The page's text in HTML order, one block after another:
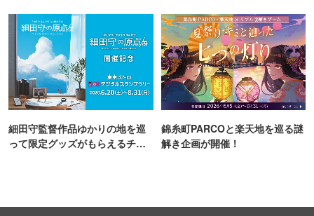
細田守監督作品ゆかりの地を巡
って限定グッズがもらえるチャ
錦糸町PARCOと楽天地を巡る謎
解き企画が開催！